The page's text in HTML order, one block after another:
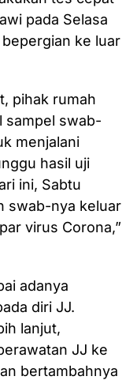
pada Selasa
ke luar
pihak rumah
sampel swab-
menjalani
hasil uji
ini, Sabtu
swab-nya keluar
virus Corona,”
adanya
diri JJ.
lanjut,
JJ ke
bertambahnya